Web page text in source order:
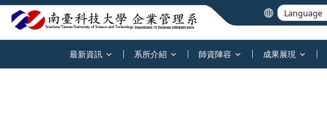
最新資訊 系所介紹 師資陣容 成果展現